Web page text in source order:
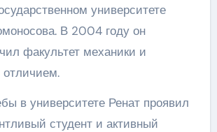
университете
В 2004 году он
факультет механики и
в университете Ренат проявил
студент и активный